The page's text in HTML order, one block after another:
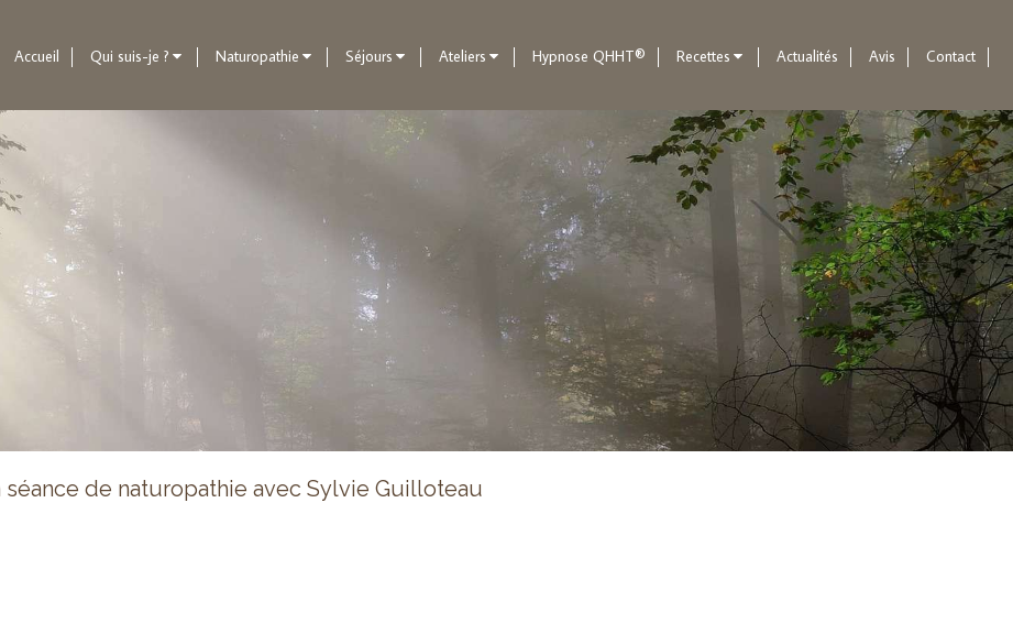
Accueil Qui suis-je ? Naturopathie Séjours Ateliers Hypnose QHHT® Recettes Actualités Avis Contact
séance de naturopathie avec Sylvie Guilloteau